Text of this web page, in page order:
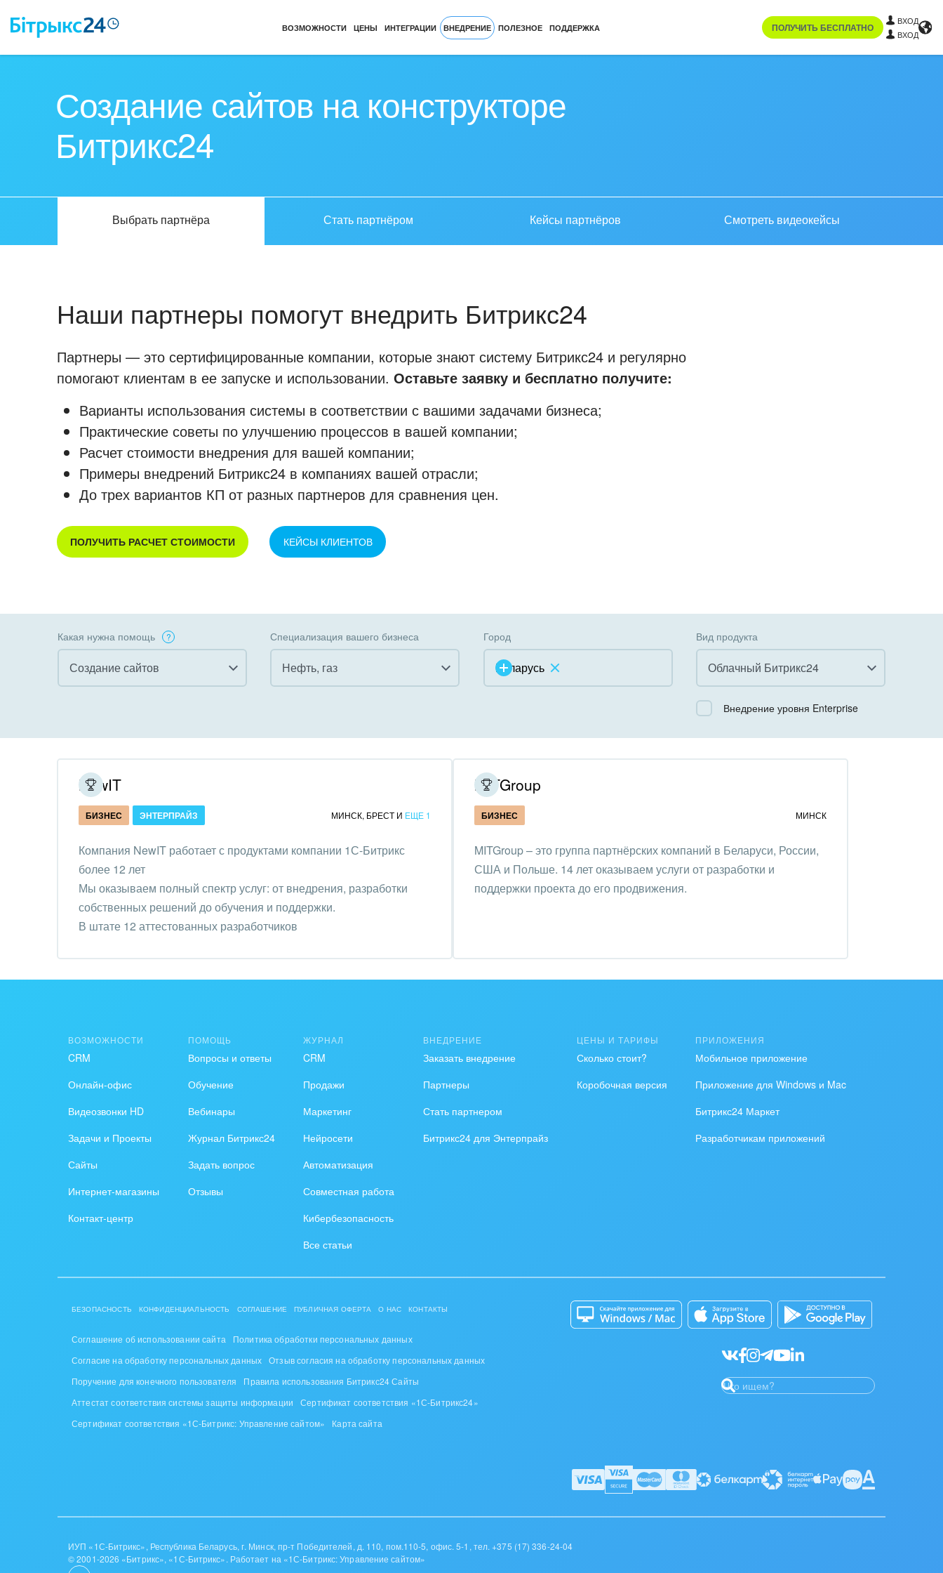
ВОЗМОЖНОСТИ ЦЕНЫ ИНТЕГРАЦИИ ВНЕДРЕНИЕ ПОЛЕЗНОЕ ПОДДЕРЖКА ПОЛУЧИТЬ БЕСПЛАТНО
ВХОД
ВХОД
Создание сайтов на конструкторе
Битрикс24
Выбрать партнёра Стать партнёром Кейсы партнёров Смотреть видеокейсы
Наши партнеры помогут внедрить Битрикс24
Партнеры — это сертифицированные компании, которые знают систему Битрикс24 и регулярно
помогают клиентам в ее запуске и использовании. Оставьте заявку и бесплатно получите:
Варианты использования системы в соответствии с вашими задачами бизнеса;
Практические советы по улучшению процессов в вашей компании;
Расчет стоимости внедрения для вашей компании;
Примеры внедрений Битрикс24 в компаниях вашей отрасли;
До трех вариантов КП от разных партнеров для сравнения цен.
ПОЛУЧИТЬ РАСЧЕТ СТОИМОСТИ КЕЙСЫ КЛИЕНТОВ
Какая нужна помощь
Создание сайтов
Внедрение КЭДО
Интеграция с 1С
Организация задач и
Внедрение Бизнес-
процессов
Системное
внедрения
Внедрение для
продаж
/ Интранета
Специализация вашего бизнеса
Нефть, газ
Коммунальные услуги, ЖКХ
организации,
Недвижимость, риэлтерские
компании
Общественно-политические
Промышленность
СМИ, издательства,
справочники
Страхование
Строительство, ремонт и
благоустройство
Транспорт, Авиация,
АПК и пищевая
промышленность
Выставки, семинары,
конференции
Изготовление памятников и
Инвестиционный бизнес
Город
Беларусь
Вид продукта
Облачный Битрикс24
Все
Коробочная версия
Внедрение уровня Enterprise
NewIT
БИЗНЕС ЭНТЕРПРАЙЗ МИНСК, БРЕСТ И ЕЩЕ 1
Компания NewIT работает с продуктами компании 1С-Битрикс
более 12 лет
Мы оказываем полный спектр услуг: от внедрения, разработки
собственных решений до обучения и поддержки.
В штате 12 аттестованных разработчиков
MITGroup
БИЗНЕС МИНСК
MITGroup – это группа партнёрских компаний в Беларуси, России,
США и Польше. 14 лет оказываем услуги от разработки и
поддержки проекта до его продвижения.
ВОЗМОЖНОСТИ
CRM
Онлайн-офис
Видеозвонки HD
Задачи и Проекты
Сайты
Интернет-магазины
Контакт-центр
ПОМОЩЬ
Вопросы и ответы
Обучение
Вебинары
Журнал Битрикс24
Задать вопрос
Отзывы
ЖУРНАЛ
CRM
Продажи
Маркетинг
Нейросети
Автоматизация
Совместная работа
Кибербезопасность
Все статьи
ВНЕДРЕНИЕ
Заказать внедрение
Партнеры
Стать партнером
Битрикс24 для Энтерпрайз
ЦЕНЫ И ТАРИФЫ
Сколько стоит?
Коробочная версия
ПРИЛОЖЕНИЯ
Мобильное приложение
Приложение для Windows и Mac
Битрикс24 Маркет
Разработчикам приложений
БЕЗОПАСНОСТЬ КОНФИДЕНЦИАЛЬНОСТЬ СОГЛАШЕНИЕ ПУБЛИЧНАЯ ОФЕРТА О НАС КОНТАКТЫ
Соглашение об использовании сайта
Политика обработки персональных данных
Согласие на обработку персональных данных Отзыв согласия на обработку персональных данных
Поручение для конечного пользователя
Правила использования Битрикс24 Сайты
Аттестат соответствия системы защиты информации
Сертификат соответствия «1С-Битрикс24»
Сертификат соответствия «1С-Битрикс: Управление сайтом»
Карта сайта
ИУП «1С-Битрикс», Республика Беларусь, г. Минск, пр-т Победителей, д. 110, пом.110-5, офис. 5-1, тел. +375 (17) 336-24-04
© 2001-2026 «Битрикс», «1С-Битрикс». Работает на «1С-Битрикс: Управление сайтом»